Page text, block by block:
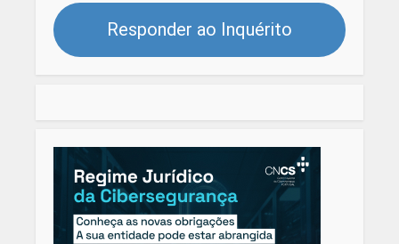
Responder ao Inquérito